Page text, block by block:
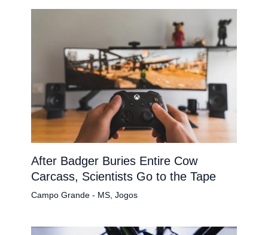
After Badger Buries Entire Cow
Carcass, Scientists Go to the Tape
Campo Grande - MS, Jogos